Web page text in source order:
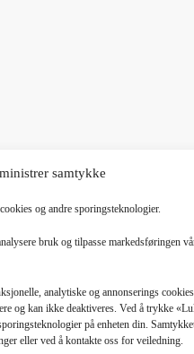
samtykke
og andre sporingsteknologier.
bruk og tilpasse markedsføringen
analytiske og annonserings
og kan ikke deaktiveres. Ved å trykke
på enheten din.
eller ved å kontakte oss for veiledning.